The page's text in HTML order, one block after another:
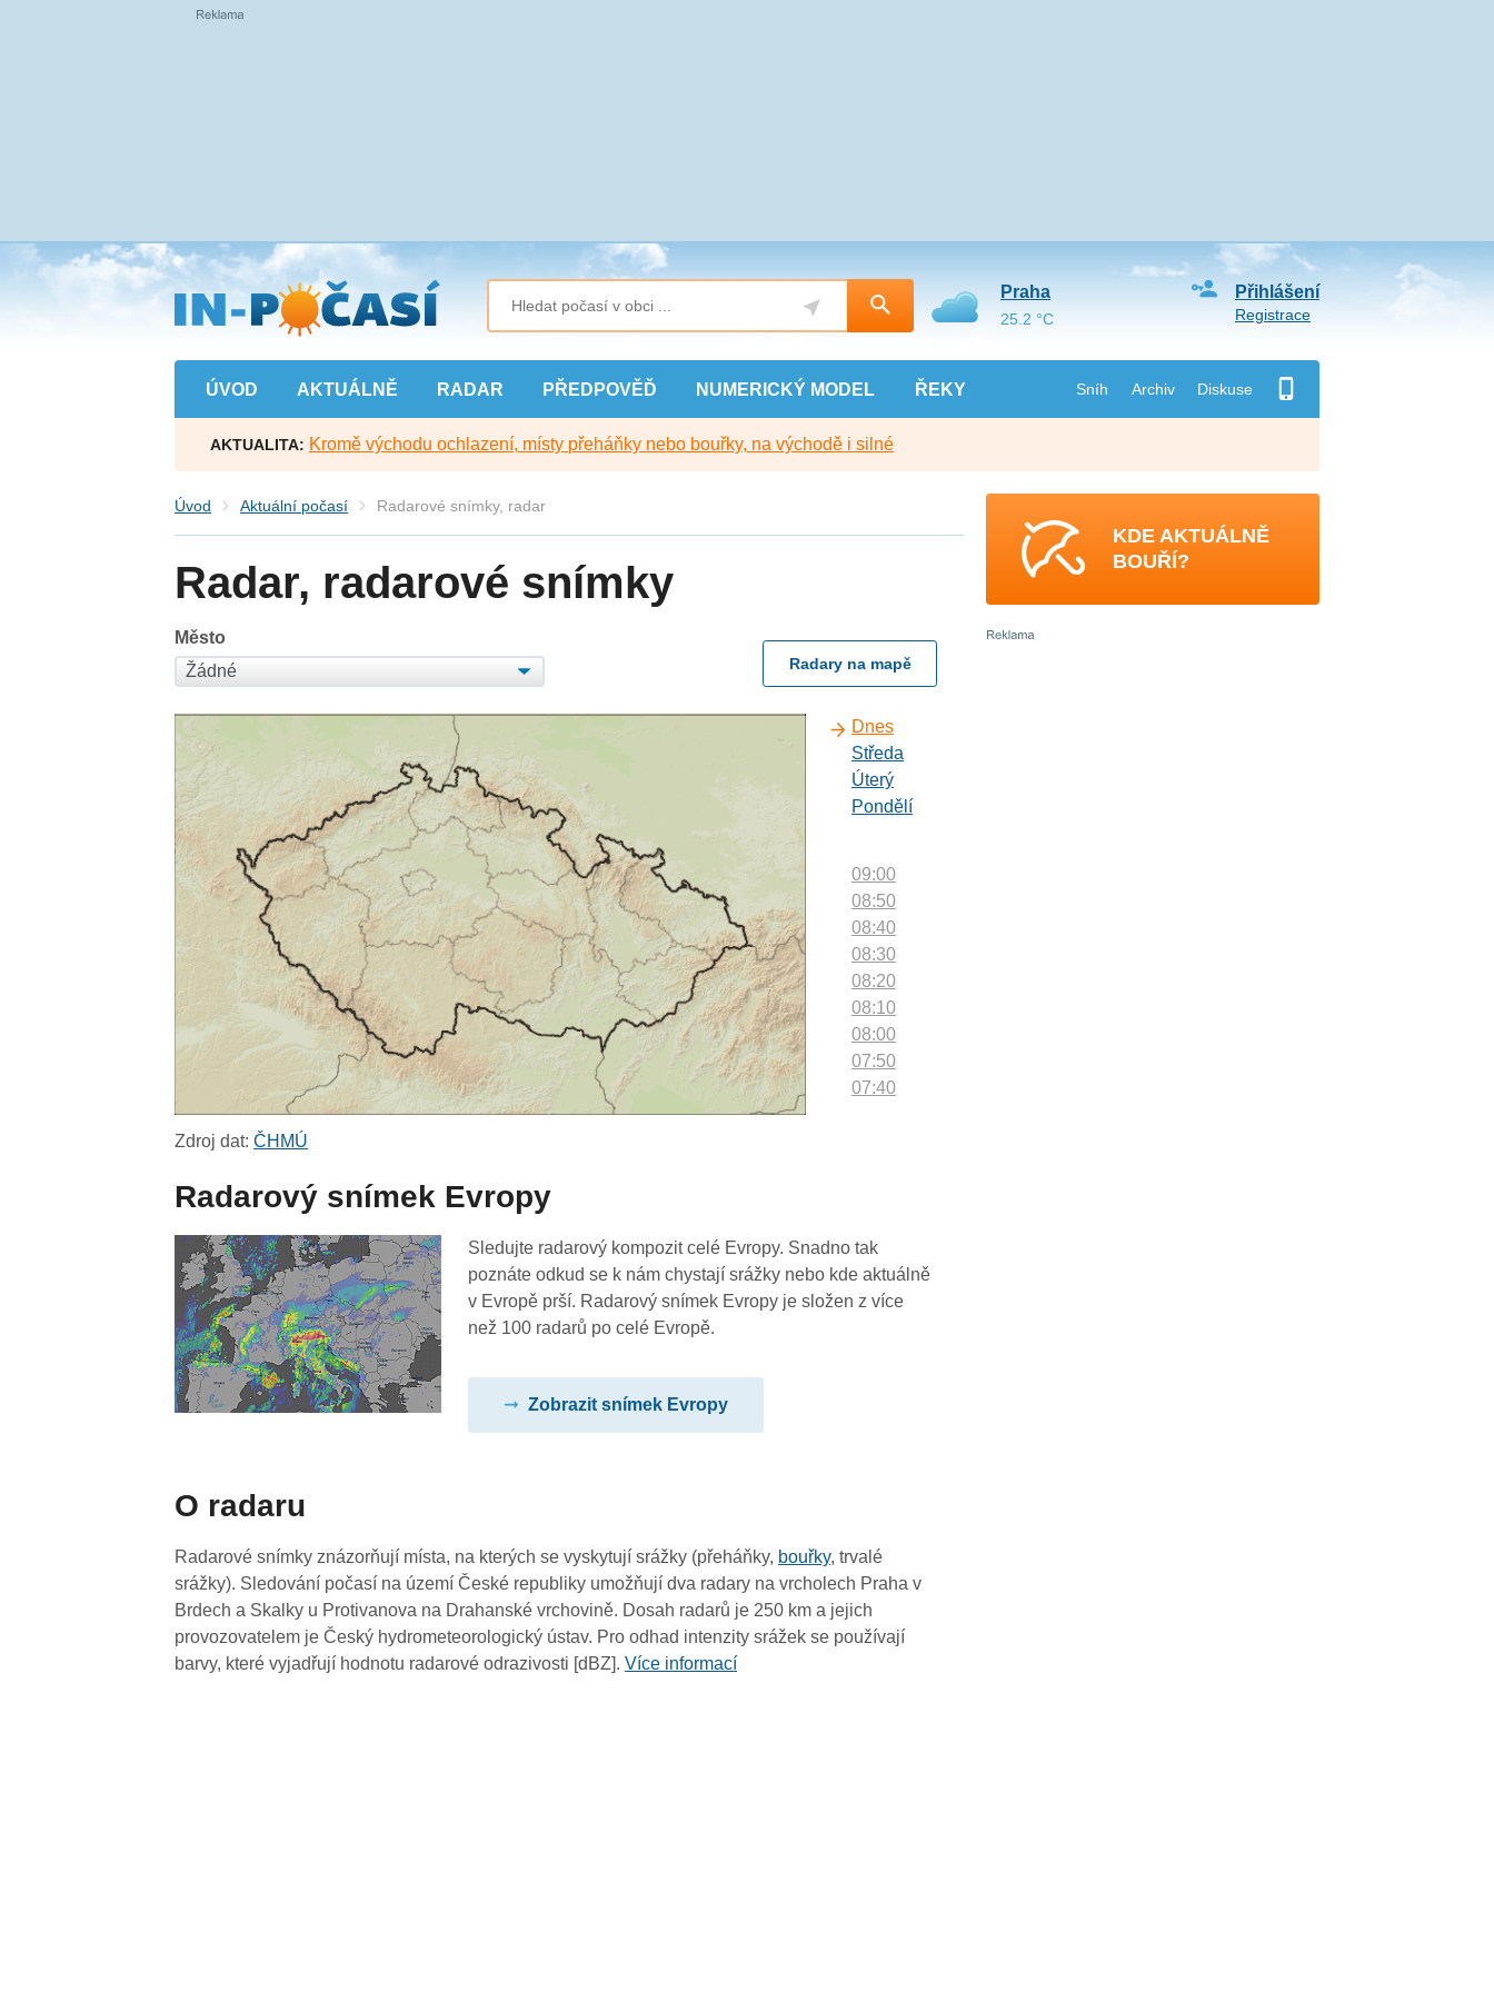
Přejít
na
hlavní
obsah
ÚVOD AKTUÁLNĚ RADAR PŘEDPOVĚĎ NUMERICKÝ MODEL ŘEKY Sníh Archiv Diskuse
Přihlášení
Registrace
Praha
25.2 °C
AKTUALITA: Kromě východu ochlazení, místy přeháňky nebo bouřky, na východě i silné
Úvod Aktuální počasí Radarové snímky, radar
Radar, radarové snímky
Město
Radary na mapě
Dnes
Středa
Úterý
Pondělí
09:00
08:50
08:40
08:30
08:20
08:10
08:00
07:50
07:40
06:40
06:30
06:20
04:40
04:30
04:20
04:10
Zdroj dat:ČHMÚ
Radarový snímek Evropy
Sledujte radarový kompozit celé Evropy. Snadno tak
poznáte odkud se k nám chystají srážky nebo kde aktuálně
v Evropě prší. Radarový snímek Evropy je složen z více
než 100 radarů po celé Evropě.
Zobrazit snímek Evropy
O radaru
Radarové snímky znázorňují místa, na kterých se vyskytují srážky (přeháňky, bouřky, trvalé
srážky). Sledování počasí na území České republiky umožňují dva radary na vrcholech Praha v
Brdech a Skalky u Protivanova na Drahanské vrchovině. Dosah radarů je 250 km a jejich
provozovatelem je Český hydrometeorologický ústav. Pro odhad intenzity srážek se používají
barvy, které vyjadřují hodnotu radarové odrazivosti [dBZ].Více informací
KDE AKTUÁLNĚ
BOUŘÍ?